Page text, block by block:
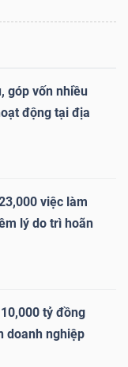
góp vốn nhiều
động tại địa
việc làm
lý do trì hoãn
tỷ đồng
doanh nghiệp